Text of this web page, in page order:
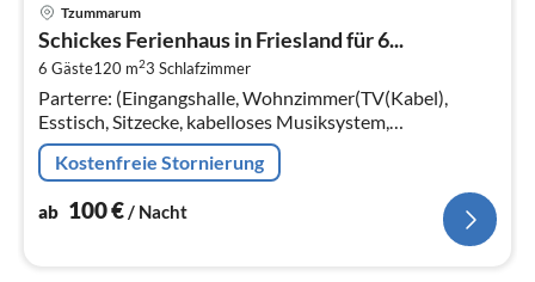
Tzummarum
Schickes Ferienhaus in Friesland für 6...
6 Gäste120 m23 Schlafzimmer
Parterre: (Eingangshalle, Wohnzimmer(TV(Kabel),
Esstisch, Sitzecke, kabelloses Musiksystem,
streamingservice)
Kostenfreie Stornierung
ab 100€/ Nacht